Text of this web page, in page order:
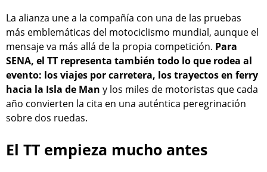
La alianza une a la compañía con una de las pruebas
más emblemáticas del motociclismo mundial, aunque el
mensaje va más allá de la propia competición. Para
SENA, el TT representa también todo lo que rodea al
evento: los viajes por carretera, los trayectos en ferry
hacia la Isla de Man y los miles de motoristas que cada
año convierten la cita en una auténtica peregrinación
sobre dos ruedas.
El TT empieza mucho antes